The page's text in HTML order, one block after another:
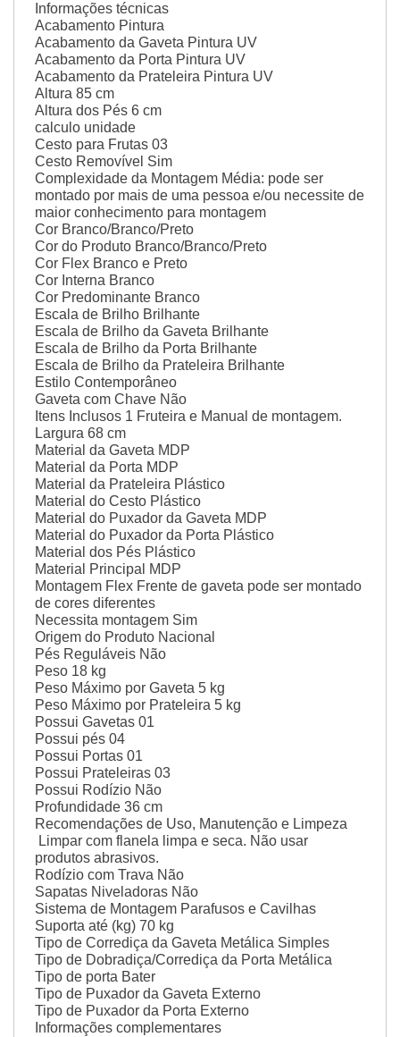
Informações técnicas
Acabamento Pintura
Acabamento da Gaveta Pintura UV
Acabamento da Porta Pintura UV
Acabamento da Prateleira Pintura UV
Altura 85 cm
Altura dos Pés 6 cm
calculo unidade
Cesto para Frutas 03
Cesto Removível Sim
Complexidade da Montagem Média: pode ser
montado por mais de uma pessoa e/ou necessite de
maior conhecimento para montagem
Cor Branco/Branco/Preto
Cor do Produto Branco/Branco/Preto
Cor Flex Branco e Preto
Cor Interna Branco
Cor Predominante Branco
Escala de Brilho Brilhante
Escala de Brilho da Gaveta Brilhante
Escala de Brilho da Porta Brilhante
Escala de Brilho da Prateleira Brilhante
Estilo Contemporâneo
Gaveta com Chave Não
Itens Inclusos 1 Fruteira e Manual de montagem.
Largura 68 cm
Material da Gaveta MDP
Material da Porta MDP
Material da Prateleira Plástico
Material do Cesto Plástico
Material do Puxador da Gaveta MDP
Material do Puxador da Porta Plástico
Material dos Pés Plástico
Material Principal
MDP
Montagem Flex Frente de gaveta pode ser montado
de cores diferentes
Necessita montagem Sim
Origem do Produto Nacional
Pés Reguláveis Não
Peso 18 kg
Peso Máximo por Gaveta 5 kg
Peso Máximo por Prateleira 5 kg
Possui Gavetas 01
Possui pés 04
Possui Portas 01
Possui Prateleiras 03
Possui Rodízio Não
Profundidade 36 cm
Recomendações de Uso, Manutenção e Limpeza
Limpar com flanela limpa e seca. Não usar
produtos abrasivos.
Rodízio com Trava Não
Sapatas Niveladoras Não
Sistema de Montagem Parafusos e Cavilhas
Suporta até (kg) 70 kg
Tipo de Corrediça da Gaveta Metálica Simples
Tipo de Dobradiça/Corrediça da Porta Metálica
Tipo de porta Bater
Tipo de Puxador da Gaveta Externo
Tipo de Puxador da Porta Externo
Informações complementares